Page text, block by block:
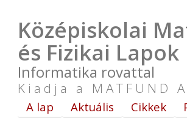
Középiskolai
és Fizikai Lapok
Informatika rovattal
Kiadja a MATFUND
A lap Aktuális Cikkek